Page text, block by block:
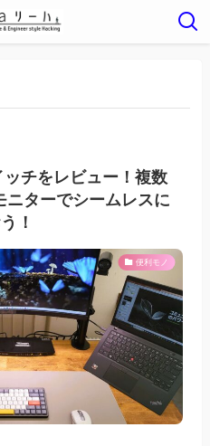
チをレビュー！複数
ニターでシームレスに
！
便利モノ